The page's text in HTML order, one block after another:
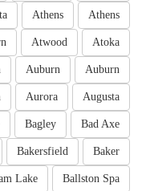
Athens
Athens
Atoka
Atwood
Auburn
Auburn
Augusta
Aurora
Bad Axe
Bagley
Baker
Bakersfield
Ballston Spa
Lake